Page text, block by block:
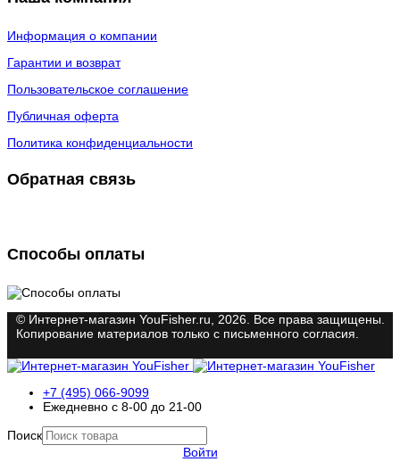
Информация о компании
Гарантии и возврат
Пользовательское соглашение
Публичная оферта
Политика конфиденциальности
Обратная связь
Способы оплаты
© Интернет-магазин YouFisher.ru, 2026. Все права защищены.
Копирование материалов только с письменного согласия.
+7 (495) 066-9099
Ежедневно с 8-00 до 21-00
Поиск
Войти